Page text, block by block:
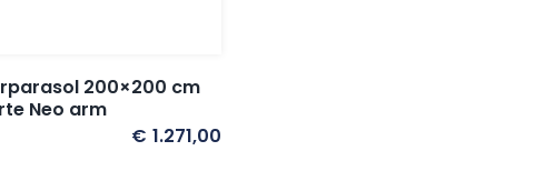
200×200 cm
Neo arm
€ 1.271,00